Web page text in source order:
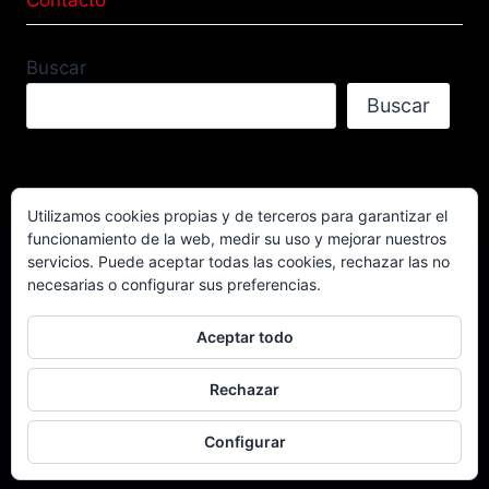
Buscar
Buscar
Facebook TikTok
Instagram
YouTube
© 2026 Campeonato Extremo 4x4 Powered by
CD Local 4x4.
Utilizamos cookies propias y de terceros para garantizar el
funcionamiento de la web, medir su uso y mejorar nuestros
servicios. Puede aceptar todas las cookies, rechazar las no
necesarias o configurar sus preferencias.
Aceptar todo
Rechazar
Configurar